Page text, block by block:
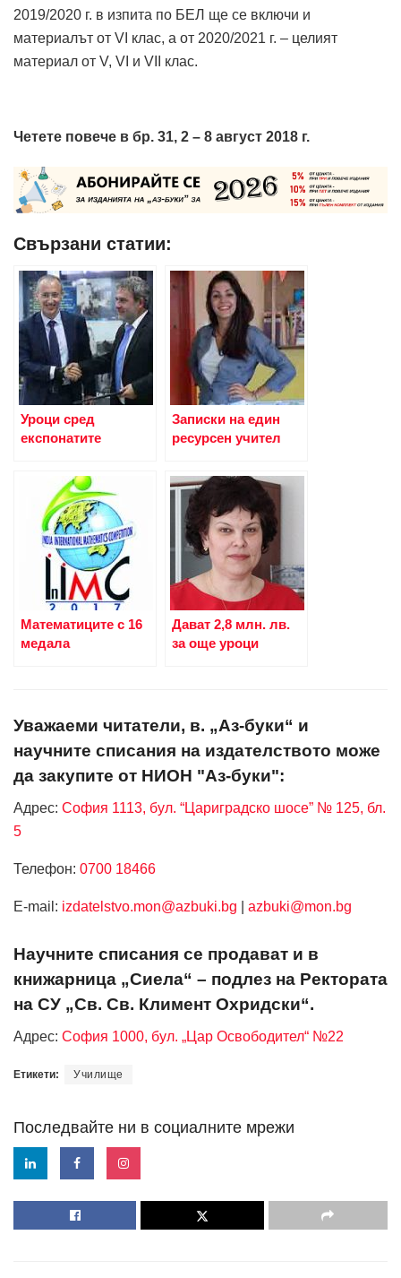
2019/2020 г. в изпита по БЕЛ ще се включи и
материалът от VI клас, а от 2020/2021 г. – целият
материал от V, VI и VII клас.
Четете повече в бр. 31, 2 – 8 август 2018 г.
Свързани статии:
Уроци сред
експонатите
Записки на един
ресурсен учител
Математиците с 16
медала
Дават 2,8 млн. лв.
за още уроци
Уважаеми читатели, в. „Аз-буки“ и
научните списания на издателството може
да закупите от НИОН "Аз-буки":
Адрес: София 1113, бул. “Цариградско шосе” № 125, бл.
5
Телефон: 0700 18466
Е-mail: izdatelstvo.mon@azbuki.bg azbuki@mon.bg
Научните списания се продават и в
книжарница „Сиела“ – подлез на Ректората
на СУ „Св. Св. Климент Охридски“.
Адрес: София 1000, бул. „Цар Освободител“ №22
Етикети: Училище
Последвайте ни в социалните мрежи